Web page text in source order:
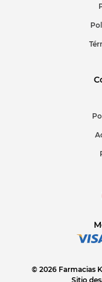
© 2026 Farmacias
Sitio